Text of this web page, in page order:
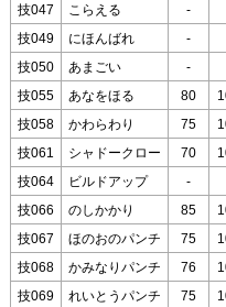
技047 こらえる -
技049 にほんばれ -
技050 あまごい -
技055 あなをほる 80
技058 かわらわり 75
技061 シャドークロー 70
技064 ビルドアップ -
技066 のしかかり 85
技067 ほのおのパンチ 75
技068 かみなりパンチ 76
技069 れいとうパンチ 75